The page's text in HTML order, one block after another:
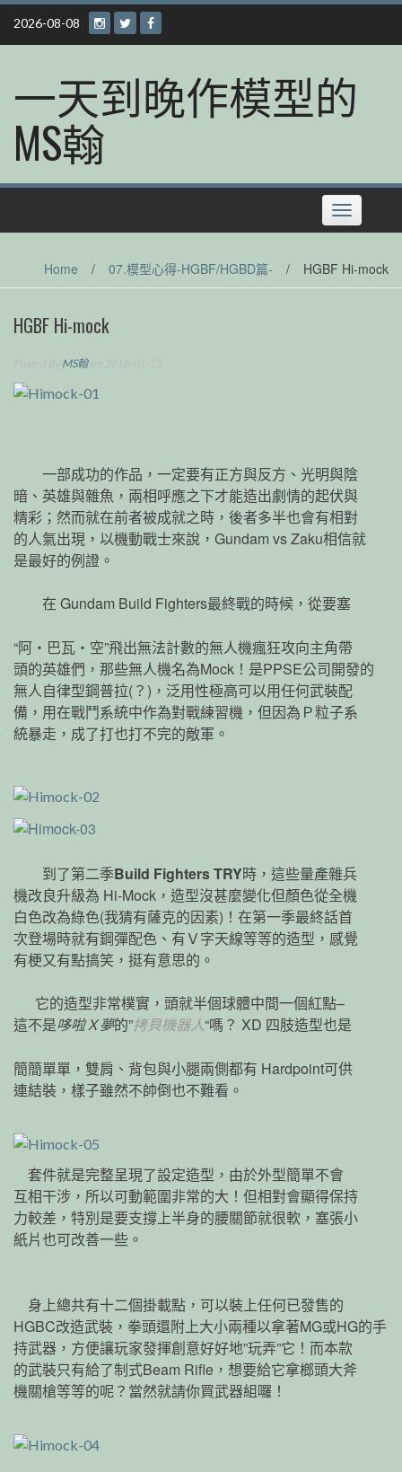
Skip
content
2026-08-08
一天到晚作模型的
MS翰
Toggle
navigation
Home / 07.模型心得-HGBF/HGBD篇- / HGBF Hi-mock
HGBF Hi-mock
MS翰on 2016-01-15
一部成功的作品，一定要有正方與反方、光明與陰
暗、英雄與雜魚，兩相呼應之下才能造出劇情的起伏與
精彩；然而就在前者被成就之時，後者多半也會有相對
的人氣出現，以機動戰士來說，Gundam vs Zaku相信就
是最好的例證。
在 Gundam Build Fighters最終戰的時候，從要塞
“阿‧巴瓦‧空”飛出無法計數的無人機瘋狂攻向主角帶
頭的英雄們，那些無人機名為Mock！是PPSE公司開發的
無人自律型鋼普拉(？)，泛用性極高可以用任何武裝配
備，用在戰鬥系統中作為對戰練習機，但因為Ｐ粒子系
統暴走，成了打也打不完的敵軍。
到了第二季Build Fighters TRY時，這些量產雜兵
機改良升級為 Hi-Mock，造型沒甚麼變化但顏色從全機
白色改為綠色(我猜有薩克的因素)！在第一季最終話首
次登場時就有鋼彈配色、有Ｖ字天線等等的造型，感覺
有梗又有點搞笑，挺有意思的。
它的造型非常樸實，頭就半個球體中間一個紅點–
這不是哆啦Ｘ夢的”拷貝機器人“嗎？ XD 四肢造型也是
簡簡單單，雙肩、背包與小腿兩側都有 Hardpoint可供
連結裝，樣子雖然不帥倒也不難看。
套件就是完整呈現了設定造型，由於外型簡單不會
互相干涉，所以可動範圍非常的大！但相對會顯得保持
力較差，特別是要支撐上半身的腰關節就很軟，塞張小
紙片也可改善一些。
身上總共有十二個掛載點，可以裝上任何已發售的
HGBC改造武裝，拳頭還附上大小兩種以拿著MG或HG的手
持武器，方便讓玩家發揮創意好好地”玩弄”它！而本款
的武裝只有給了制式Beam Rifle，想要給它拿榔頭大斧
機關槍等等的呢？當然就請你買武器組囉！